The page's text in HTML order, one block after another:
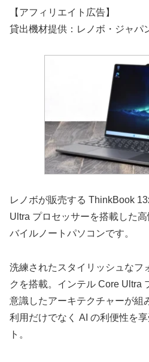
【アフィリエイト広告】
貸出機材提供：レノボ・ジャパ
レノボが販売する ThinkBook
Ultra プロセッサーを搭載した
バイルノートパソコンです。
洗練されたスタイリッシュなフ
クを搭載。インテル Core Ultra
意識したアーキテクチャーが組
利用だけでなく AI の利便性を
ト。